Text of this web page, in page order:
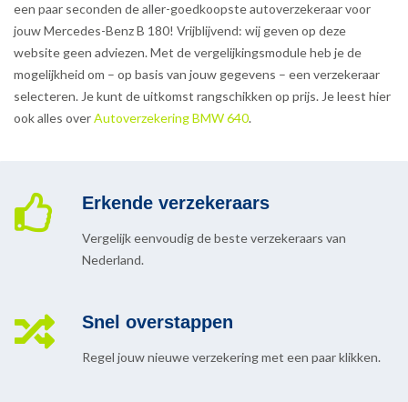
een paar seconden de aller-goedkoopste autoverzekeraar voor
jouw Mercedes-Benz B 180! Vrijblijvend: wij geven op deze
website geen adviezen. Met de vergelijkingsmodule heb je de
mogelijkheid om – op basis van jouw gegevens – een verzekeraar
selecteren. Je kunt de uitkomst rangschikken op prijs. Je leest hier
ook alles overAutoverzekering BMW 640.
Erkende verzekeraars
Vergelijk eenvoudig de beste verzekeraars van
Nederland.
Snel overstappen
Regel jouw nieuwe verzekering met een paar klikken.